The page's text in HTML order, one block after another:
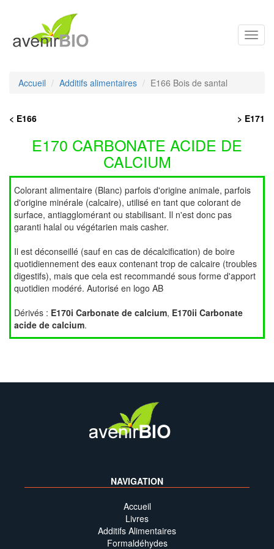
Accueil Additifs alimentaires E166 Bois de santal
< E166 > E171
E170 CARBONATE ACIDE DE
CALCIUM
Colorant alimentaire (Blanc) parfois d'origine animale, parfois
d'origine minérale (calcaire), utilisé en tant que colorant de
surface, antiagglomérant ou stabilisant. Il n'est donc pas
garanti halal ou végétarien mais casher.
Il est déconseillé (sauf en cas de décalcification) de boire
quotidiennement des eaux contenant trop de calcaire (troubles
digestifs), mais que cela est recommandé sous forme d'apport
quotidien modéré. Autorisé en logo AB
Dérivés : E170i Carbonate de calcium, E170ii Carbonate
acide de calcium.
NAVIGATION
Accueil
Livres
Additifs Alimentaires
Formaldéhydes